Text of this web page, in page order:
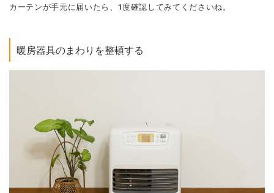
カーテンが手元に届いたら、1度確認してみてくださいね。
暖房器具のまわりを整頓する